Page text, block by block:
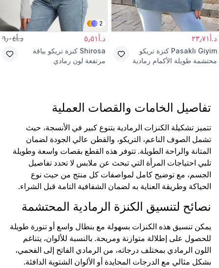
د.أ٢٣٫٧١
Pasaklı Giyim كنزة تريكو
محتشمة طويلة الأكمام رمادية
2
د.أ٥٫٥١ د.أ٦٫٠٤
Shirosa كنزة تريكو بياقة
مرتفعة لون رمادي
تفاصيل الخامات والقصات العملية
تتميز تشكيلة الكنزات الرمادية بتنوع كبير في الأنسجة، حيث
تشمل الصوف الناعم، التريكو، والقطن عالي الجودة لضمان
المتانة والراحة الطويلة. تتوفر هذه القطع بقصات واسعة وطويلة
تلبي احتياجات المرأة التي تبحث عن ملابس لا تحدد تفاصيل
الجسم، مع توضيح كامل لمواصفات كل منتج من حيث نوع
الحياكة وطريقة العناية به لضمان الشفافية التامة قبل الشراء.
نصائح لتنسيق الكنزة الرمادية المحتشمة
يمكن تنسيق هذه الكنزات بسهولة مع بنطال واسع أو تنورة طويلة
للحصول على إطلالة متوازنة ومريحة. بالنسبة للألوان، يتناغم
اللون الرمادي بمختلف درجاته، من الرمادي الفاتح إلى الفحمي،
بشكل مثالي مع الدرجات المحايدة أو الألوان الشتوية الدافئة.